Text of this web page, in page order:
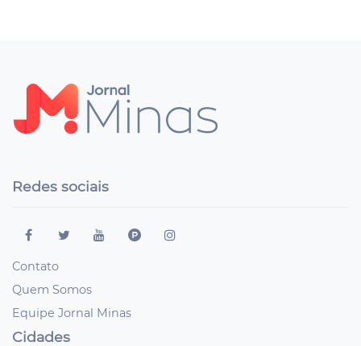
Redes sociais
Contato
Quem Somos
Equipe Jornal Minas
Cidades